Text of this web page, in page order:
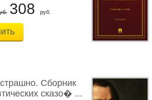
308 руб.
Сборник
сказо� ...